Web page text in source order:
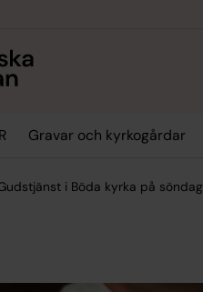
Gravar och kyrkogårdar
i Böda kyrka på söndag